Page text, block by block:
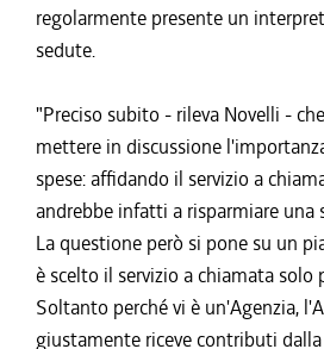
regolarmente presente un
sedute.
"Preciso subito - rileva Novelli -
mettere in discussione
spese: affidando il servizio a
andrebbe infatti a risparmiare
La questione però si pone su un
è scelto il servizio a chiamata solo
Soltanto perché vi è un'Agenzia,
giustamente riceve contributi